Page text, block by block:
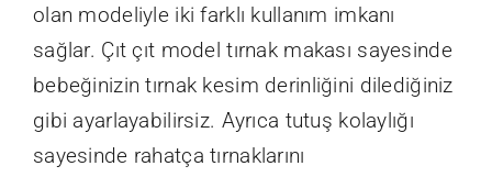
olan modeliyle iki farklı kullanım imkanı
sağlar. Çıt çıt model tırnak makası sayesinde
bebeğinizin tırnak kesim derinliğini dilediğiniz
gibi ayarlayabilirsiz. Ayrıca tutuş kolaylığı
sayesinde rahatça tırnaklarını